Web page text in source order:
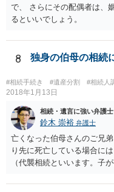
で、 さらにその配偶者は、
るといいでしょう。
8 独身の伯母の相続
#相続手続き #遺産分割 #相続人
2018年1月13日
相続・遺言に強い弁護士
鈴木 崇裕 弁護士
亡くなった伯母さんのご兄
り先に死亡している場合に
（代襲相続といいます。子
つの相続分を有しています